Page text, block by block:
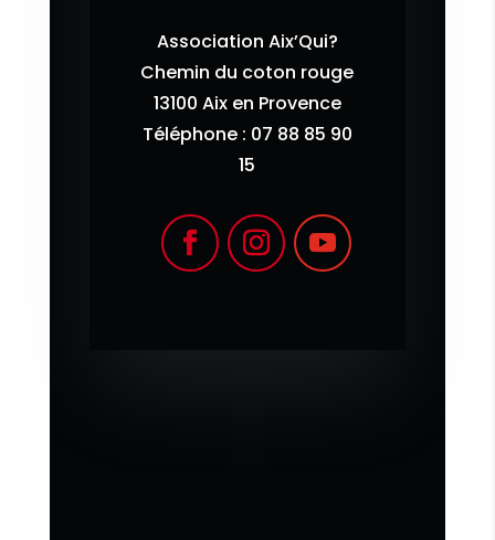
Association Aix’Qui?
Chemin du coton rouge
13100 Aix en Provence
Téléphone : 07 88 85 90
15